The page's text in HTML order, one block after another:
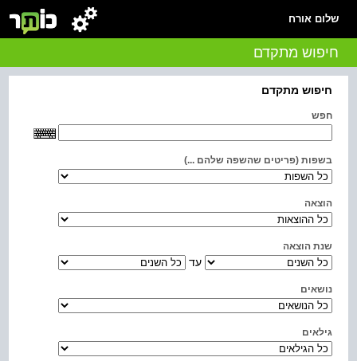
שלום אורח
חיפוש מתקדם
חיפוש מתקדם
חפש
בשפות (פריטים שהשפה שלהם ...)
הוצאה
שנת הוצאה
עד
נושאים
גילאים